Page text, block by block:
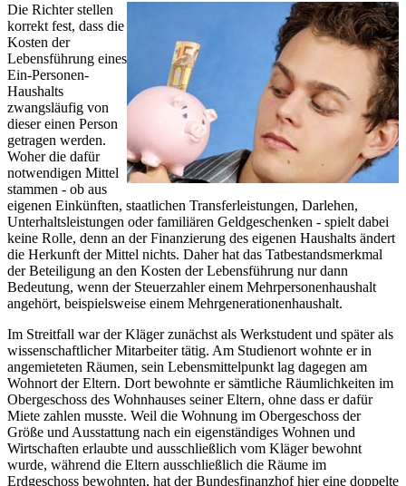
Die Richter stellen
korrekt fest, dass die
Kosten der
Lebensführung eines
Ein-Personen-
Haushalts
zwangsläufig von
dieser einen Person
getragen werden.
Woher die dafür
notwendigen Mittel
stammen - ob aus
eigenen Einkünften, staatlichen Transferleistungen, Darlehen,
Unterhaltsleistungen oder familiären Geldgeschenken - spielt dabei
keine Rolle, denn an der Finanzierung des eigenen Haushalts ändert
die Herkunft der Mittel nichts. Daher hat das Tatbestandsmerkmal
der Beteiligung an den Kosten der Lebensführung nur dann
Bedeutung, wenn der Steuerzahler einem Mehrpersonenhaushalt
angehört, beispielsweise einem Mehrgenerationenhaushalt.
Im Streitfall war der Kläger zunächst als Werkstudent und später als
wissenschaftlicher Mitarbeiter tätig. Am Studienort wohnte er in
angemieteten Räumen, sein Lebensmittelpunkt lag dagegen am
Wohnort der Eltern. Dort bewohnte er sämtliche Räumlichkeiten im
Obergeschoss des Wohnhauses seiner Eltern, ohne dass er dafür
Miete zahlen musste. Weil die Wohnung im Obergeschoss der
Größe und Ausstattung nach ein eigenständiges Wohnen und
Wirtschaften erlaubte und ausschließlich vom Kläger bewohnt
wurde, während die Eltern ausschließlich die Räume im
Erdgeschoss bewohnten, hat der Bundesfinanzhof hier eine doppelte